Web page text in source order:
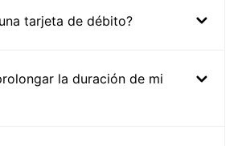
tarjeta de débito?
la duración de mi